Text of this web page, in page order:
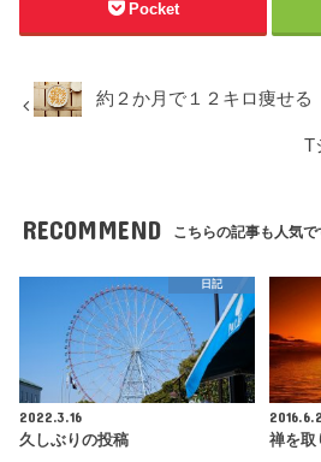
Pocket
約２か月で１２キロ痩せる
T
RECOMMEND こちらの記事も人気で
日記
2022.3.16
久しぶりの投稿
禅を取